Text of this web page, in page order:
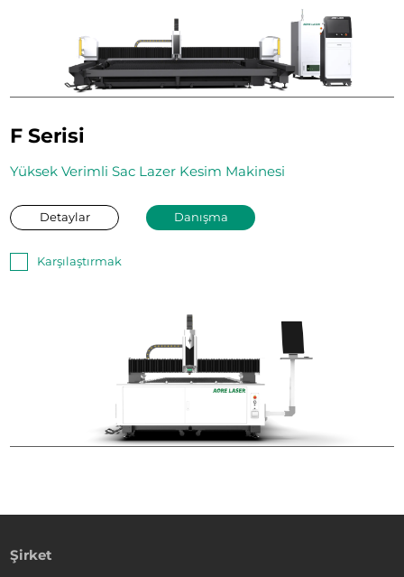
F Serisi
Yüksek Verimli Sac Lazer Kesim Makinesi
Detaylar Danışma
Karşılaştırmak
Şirket